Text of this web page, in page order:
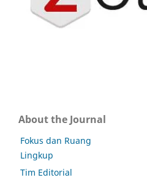
About the Journal
Fokus dan Ruang
Lingkup
Tim Editorial